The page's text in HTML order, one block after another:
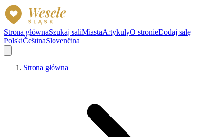
Strona głównaSzukaj saliMiastaArtykułyO stronieDodaj salę
PolskiČeštinaSlovenčina
Strona główna